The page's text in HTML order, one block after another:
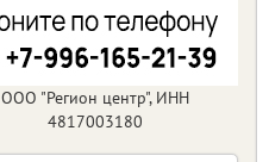
ООО "Регион центр", ИНН
4817003180